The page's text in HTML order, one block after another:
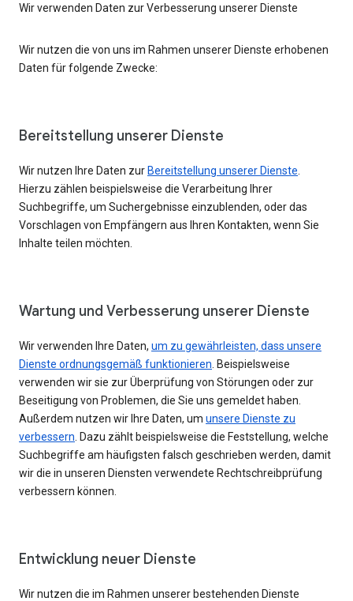
Wir verwenden Daten zur Verbesserung unserer Dienste
Wir nutzen die von uns im Rahmen unserer Dienste erhobenen
Daten für folgende Zwecke:
Bereitstellung unserer Dienste
Wir nutzen Ihre Daten zur Bereitstellung unserer Dienste
Hierzu zählen beispielsweise die Verarbeitung Ihrer
Suchbegriffe, um Suchergebnisse einzublenden, oder das
Vorschlagen von Empfängern aus Ihren Kontakten, wenn Sie
Inhalte teilen möchten.
Wartung und Verbesserung unserer Dienste
Wir verwenden Ihre Daten, um zu gewährleisten, dass unsere
Dienste ordnungsgemäß funktionieren . Beispielsweise
verwenden wir sie zur Überprüfung von Störungen oder zur
Beseitigung von Problemen, die Sie uns gemeldet haben.
Außerdem nutzen wir Ihre Daten, um unsere Dienste zu
verbessern . Dazu zählt beispielsweise die Feststellung, welche
Suchbegriffe am häufigsten falsch geschrieben werden, damit
wir die in unseren Diensten verwendete Rechtschreibprüfung
verbessern können.
Entwicklung neuer Dienste
Wir nutzen die im Rahmen unserer bestehenden Dienste